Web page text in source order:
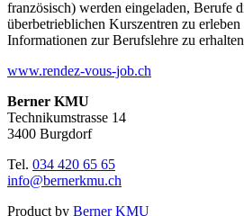
französisch) werden eingeladen, Berufe
überbetrieblichen Kurszentren zu
Informationen zur Berufslehre zu
www.rendez-vous-job.ch
Berner KMU
Technikumstrasse 14
3400 Burgdorf
Tel. 034 420 65 65
info@bernerkmu.ch
Product by Berner KMU